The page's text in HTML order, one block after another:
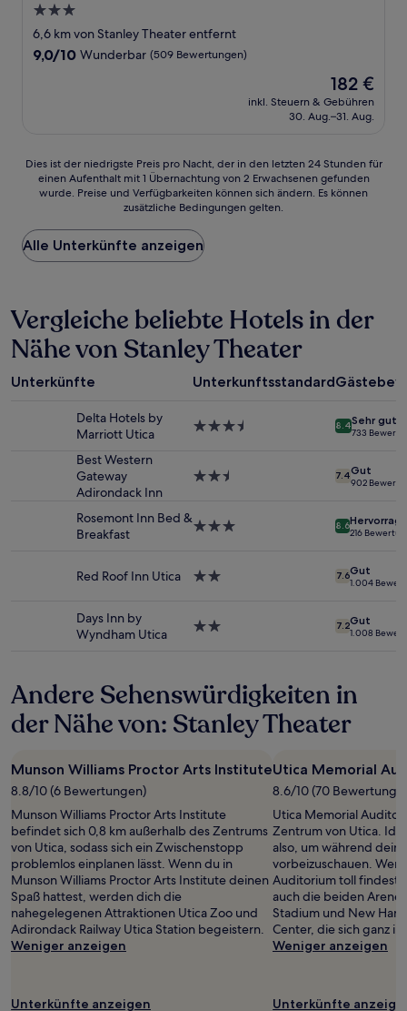
3.0-
Sterne-
Unterkunft
6,6 km von Stanley Theater entfernt
9.0
9,0/10 Wunderbar (509 Bewertungen)
Der
Preis
beträgt
182 €
inkl. Steuern & Gebühren
30. Aug.–31. Aug.
Dies
der
Preis
pro
Nacht,
den
letzten
24 Stunden
für
einen
1 Übernachtung
2 Erwachsenen
gefunden
Verfügbarkeiten
zusätzliche
Dies ist der niedrigste Preis pro Nacht, der in den letzten 24 Stunden für
einen Aufenthalt mit 1 Übernachtung von 2 Erwachsenen gefunden
wurde. Preise und Verfügbarkeiten können sich ändern. Es können
zusätzliche Bedingungen gelten.
Alle Unterkünfte anzeigen
Vergleiche beliebte Hotels in der
Nähe von Stanley Theater
Unterkünfte Unterkunftsstandard
Delta Hotels by
Marriott Utica
3.5-
8.4Sehr gut
733
Best Western
Gateway
Adirondack Inn
2.5-
7.4Gut
902
Rosemont Inn Bed &
Breakfast
3.0-
8.6
216
Red Roof Inn Utica
2.0-
7.6Gut
1.004
Days Inn by
Wyndham Utica
2.0-
7.2Gut
1.008
Andere Sehenswürdigkeiten in
der Nähe von: Stanley Theater
Munson Williams Proctor Arts Institute
8.8/10 (6 Bewertungen)
Munson Williams Proctor Arts Institute
befindet sich 0,8 km außerhalb des Zentrums
von Utica, sodass sich ein Zwischenstopp
problemlos einplanen lässt. Wenn du in
Munson Williams Proctor Arts Institute deinen
Spaß hattest, werden dich die
nahegelegenen Attraktionen Utica Zoo und
Adirondack Railway Utica Station begeistern.
Weniger anzeigen
Unterkünfte anzeigen
Utica Memorial
8.6/10 (70
Utica Memorial
Zentrum von Utica.
also, um während
vorbeizuschauen.
Auditorium toll findest,
auch die beiden
Stadium und New
Center, die sich ganz
Weniger anzeigen
Unterkünfte